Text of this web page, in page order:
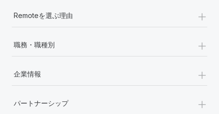
Remoteを選ぶ理由 +
職務・職種別 +
企業情報 +
パートナーシップ +